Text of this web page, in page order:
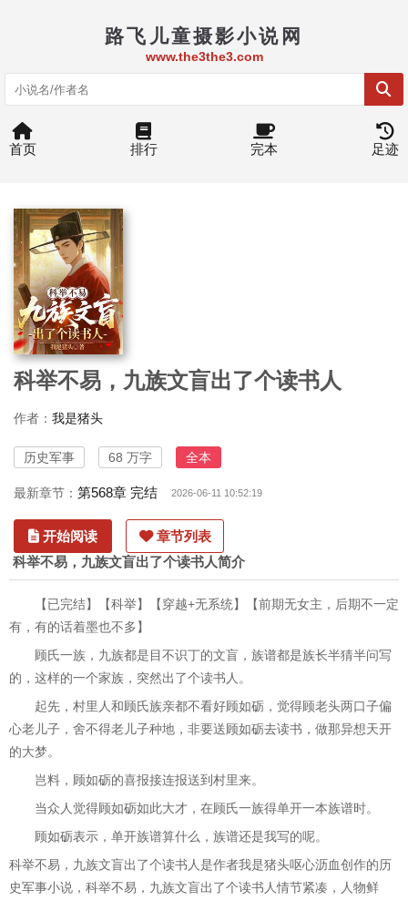
路飞儿童摄影小说网
www.the3the3.com
首页 排行 完本 足迹
科举不易，九族文盲出了个读书人
作者： 我是猪头
历史军事 68 万字 全本
最新章节： 第568章 完结 2026-06-11 10:52:19
开始阅读 章节列表
科举不易，九族文盲出了个读书人简介
【已完结】【科举】【穿越+无系统】【前期无女主，后期不一定
有，有的话着墨也不多】
顾氏一族，九族都是目不识丁的文盲，族谱都是族长半猜半问写
的，这样的一个家族，突然出了个读书人。
起先，村里人和顾氏族亲都不看好顾如砺，觉得顾老头两口子偏
心老儿子，舍不得老儿子种地，非要送顾如砺去读书，做那异想天开
的大梦。
岂料，顾如砺的喜报接连报送到村里来。
当众人觉得顾如砺如此大才，在顾氏一族得单开一本族谱时。
顾如砺表示，单开族谱算什么，族谱还是我写的呢。
科举不易，九族文盲出了个读书人是作者我是猪头呕心沥血创作的历
史军事小说，科举不易，九族文盲出了个读书人情节紧凑，人物鲜